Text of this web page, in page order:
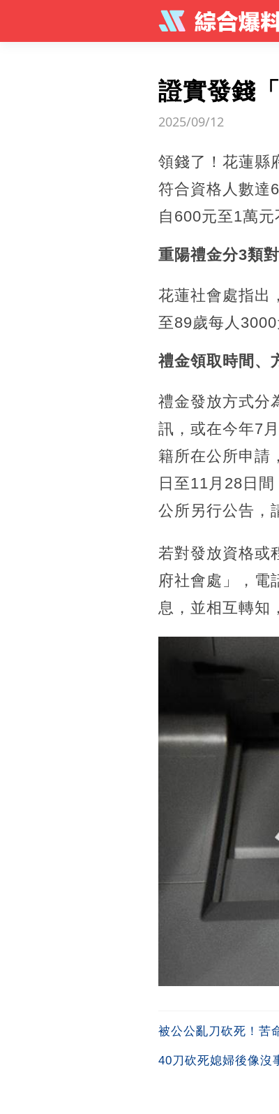
證實發錢
2025/09/12
領錢了！花蓮縣
符合資格人數達
自600元至1萬元
重陽禮金分3類
花蓮社會處指出
至89歲每人
禮金領取時間、
禮金發放方式分
訊，或在今年7
籍所在公所申請
日至11月28日
公所另行公告，
若對發放資格或
府社會處」，電
息，並相互轉知
被公公亂刀砍死！苦
40刀砍死媳婦後像沒